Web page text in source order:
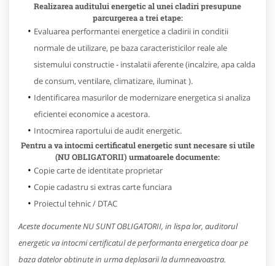
Realizarea auditului energetic al unei cladiri presupune
parcurgerea a trei etape:
Evaluarea performantei energetice a cladirii in conditii
normale de utilizare, pe baza caracteristicilor reale ale
sistemului constructie - instalatii aferente (incalzire, apa calda
de consum, ventilare, climatizare, iluminat ).
Identificarea masurilor de modernizare energetica si analiza
eficientei economice a acestora.
Intocmirea raportului de audit energetic.
Pentru a va intocmi certificatul energetic sunt necesare si utile
(NU OBLIGATORII) urmatoarele documente:
Copie carte de identitate proprietar
Copie cadastru si extras carte funciara
Proiectul tehnic / DTAC
Aceste documente NU SUNT OBLIGATORII, in lispa lor, auditorul
energetic va intocmi certificatul de performanta energetica doar pe
baza datelor obtinute in urma deplasarii la dumneavoastra.